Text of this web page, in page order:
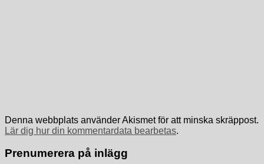
Denna webbplats använder Akismet för att minska skräppost.
Lär dig hur din kommentardata bearbetas.
Prenumerera på inlägg